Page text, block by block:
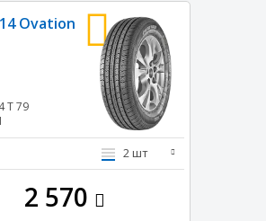
Ovation
T79
2 шт
2 570